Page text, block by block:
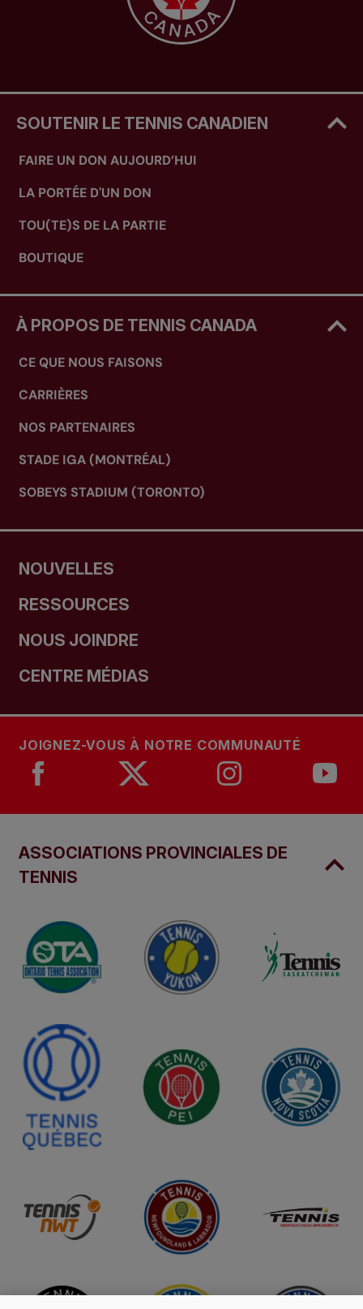
SOUTENIR LE TENNIS CANADIEN
FAIRE UN DON AUJOURD’HUI
LA PORTÉE D'UN DON
TOU(TE)S DE LA PARTIE
BOUTIQUE
À PROPOS DE TENNIS CANADA
CE QUE NOUS FAISONS
CARRIÈRES
NOS PARTENAIRES
STADE IGA (MONTRÉAL)
SOBEYS STADIUM (TORONTO)
NOUVELLES
RESSOURCES
NOUS JOINDRE
CENTRE MÉDIAS
JOIGNEZ-VOUS À NOTRE COMMUNAUTÉ
ASSOCIATIONS PROVINCIALES DE
TENNIS